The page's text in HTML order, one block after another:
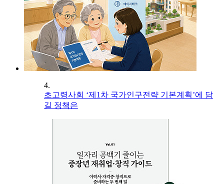
4.
초고령사회 ‘제1차 국가인구전략 기본계획’에 담
길 정책은